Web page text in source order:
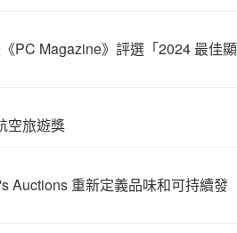
PC Magazine》評選「2024 最佳顯
空旅遊獎
Auctions 重新定義品味和可持續發